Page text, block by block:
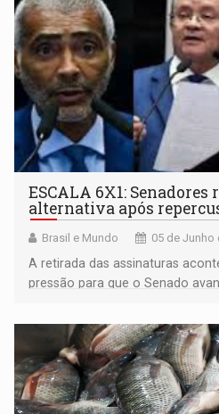
ESCALA 6X1:
alternativa após
Brasil e Mundo 05 de Junho
A retirada das assinaturas
pressão para que o Senado